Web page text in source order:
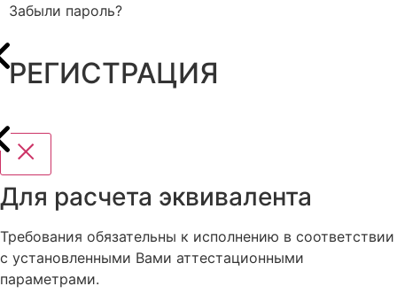
Забыли пароль?
РЕГИСТРАЦИЯ
Для расчета эквивалента
Требования обязательны к исполнению в соответствии
с установленными Вами аттестационными
параметрами.